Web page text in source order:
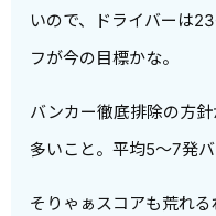
いので、ドライバーは
フが今の目標かな。
バンカー徹底排除の方
多いこと。平均5～7発バ
そりゃぁスコアも荒れる